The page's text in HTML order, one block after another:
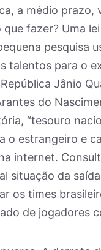
a médio prazo,
fazer? Uma
pesquisa
talentos para o
Jânio
do
“tesouro
o estrangeiro e
internet.
situação da
os times
de jogadores